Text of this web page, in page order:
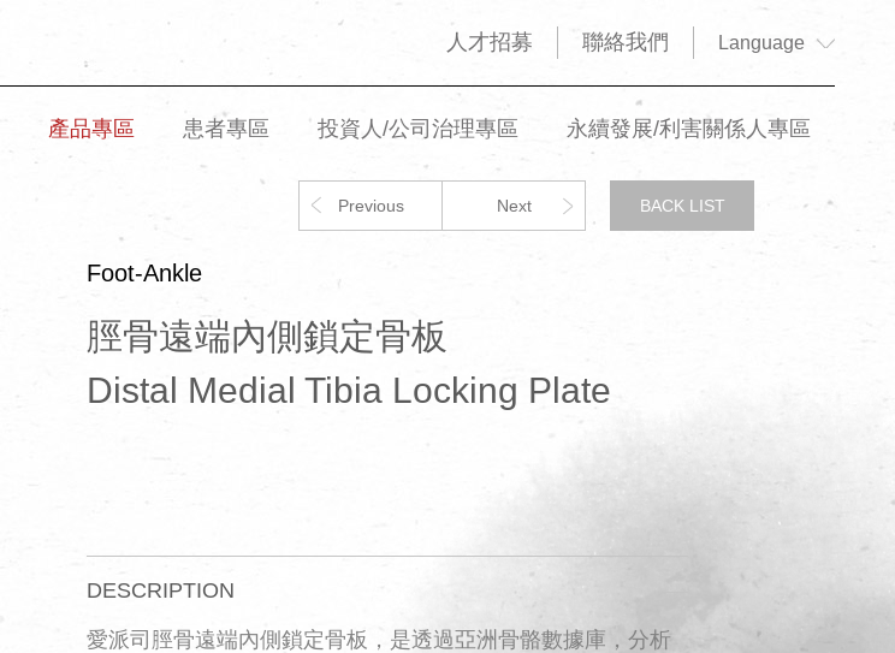
人才招募 聯絡我們 Language
產品專區 患者專區 投資人/公司治理專區 永續發展/利害關係人專區
Previous Next BACK LIST
Foot-Ankle
脛骨遠端內側鎖定骨板
Distal Medial Tibia Locking Plate
DESCRIPTION
愛派司脛骨遠端內側鎖定骨板，是透過亞洲骨骼數據庫，分析